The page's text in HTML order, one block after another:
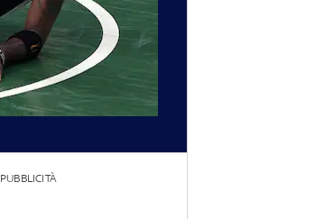
PUBBLICITÀ